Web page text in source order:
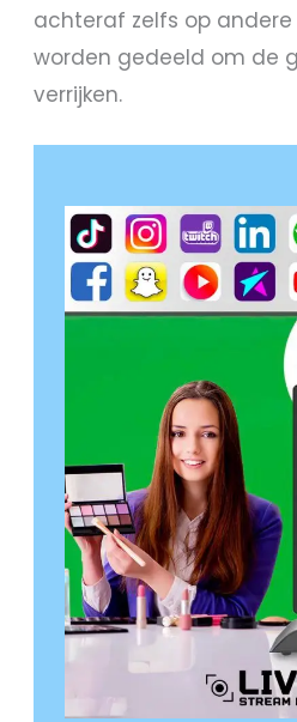
achteraf zelfs op
worden gedeeld om de
verrijken.